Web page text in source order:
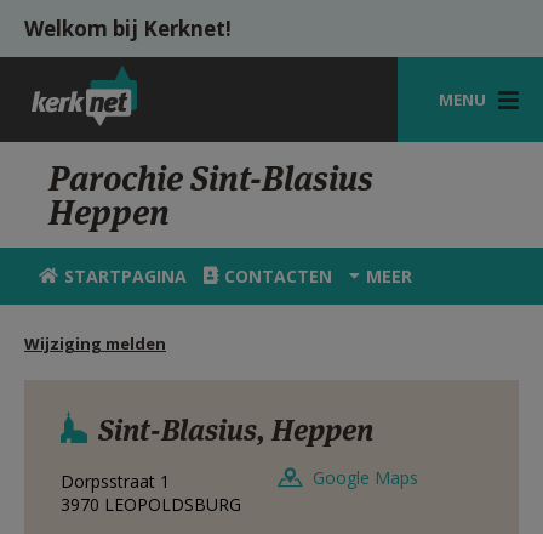
Overslaan en naar de inhoud gaan
Welkom bij Kerknet!
MENU
STARTPAGINA
KERK
VIERINGEN
HULP
MIJN PAROCHIE
AANMELDEN OF REGISTREREN
Parochie Sint-Blasius
Heppen
STARTPAGINA CONTACTEN MEER
Wijziging melden
Sint-Blasius, Heppen
Dorpsstraat 1
3970 LEOPOLDSBURG
Google Maps